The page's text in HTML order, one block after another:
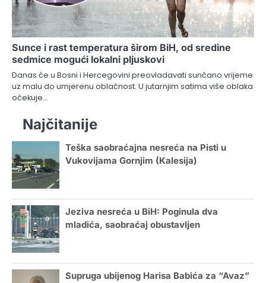
Sunce i rast temperatura širom BiH, od sredine
sedmice mogući lokalni pljuskovi
Danas će u Bosni i Hercegovini preovladavati sunčano vrijeme
uz malu do umjerenu oblačnost. U jutarnjim satima više oblaka
očekuje…
Najčitanije
Teška saobraćajna nesreća na Pisti u
Vukovijama Gornjim (Kalesija)
Jeziva nesreća u BiH: Poginula dva
mladića, saobraćaj obustavljen
Supruga ubijenog Harisa Babića za “Avaz”